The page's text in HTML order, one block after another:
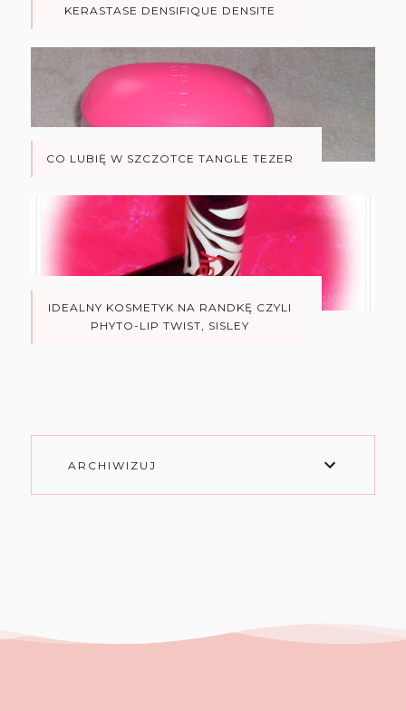
KERASTASE DENSIFIQUE DENSITE
CO LUBIĘ W SZCZOTCE TANGLE TEZER
IDEALNY KOSMETYK NA RANDKĘ CZYLI
PHYTO-LIP TWIST, SISLEY
ARCHIWIZUJ